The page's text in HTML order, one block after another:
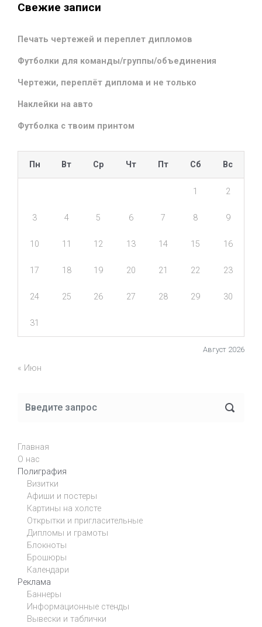
Свежие записи
Печать чертежей и переплет дипломов
Футболки для команды/группы/объединения
Чертежи, переплёт диплома и не только
Наклейки на авто
Футболка с твоим принтом
Август 2026
Пн Вт Ср Чт Пт Сб Вс
1 2
3 4 5 6 7 8 9
10 11 12 13 14 15 16
17 18 19 20 21 22 23
24 25 26 27 28 29 30
31
« Июн
Главная
О нас
Полиграфия
Визитки
Афиши и постеры
Картины на холсте
Открытки и пригласительные
Дипломы и грамоты
Блокноты
Брошюры
Календари
Реклама
Баннеры
Информационные стенды
Вывески и таблички